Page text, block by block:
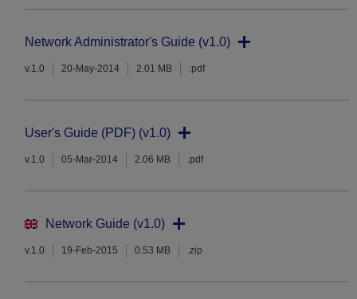
Network Administrator's Guide (v1.0)
v.1.0 20-May-2014 2.01 MB .pdf
User's Guide (PDF) (v1.0)
v.1.0 05-Mar-2014 2.06 MB .pdf
Network Guide (v1.0)
v.1.0 19-Feb-2015 0.53 MB .zip